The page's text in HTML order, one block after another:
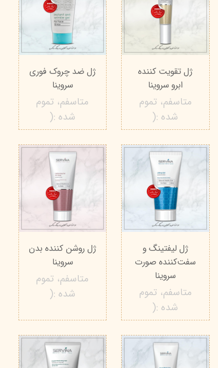
ژل تقویت کننده
ابرو سروینا
متاسفم، تموم
شده :(
ژل ضد چروک فوری
سروینا
متاسفم، تموم
شده :(
ژل لیفتینگ و
سفت‌کننده صورت
سروینا
متاسفم، تموم
شده :(
ژل روشن کننده بدن
سروینا
متاسفم، تموم
شده :(